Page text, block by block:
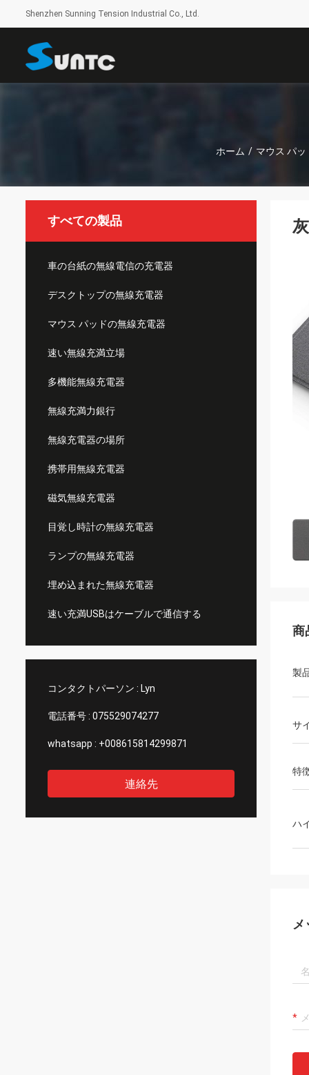
Shenzhen Sunning Tension Industrial Co., Ltd.
ホーム / マウス パ
すべての製品
車の台紙の無線電信の充電器
デスクトップの無線充電器
マウス パッドの無線充電器
速い無線充満立場
多機能無線充電器
無線充満力銀行
無線充電器の場所
携帯用無線充電器
磁気無線充電器
目覚し時計の無線充電器
ランプの無線充電器
埋め込まれた無線充電器
速い充満USBはケーブルで通信する
コンタクトパーソン : Lyn
電話番号 : 075529074277
whatsapp : +008615814299871
連絡先
商
製
サ
特
ハ